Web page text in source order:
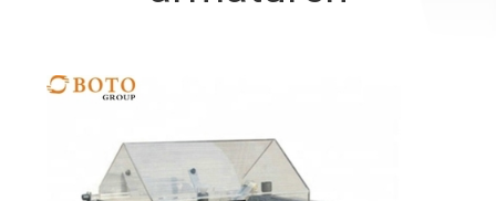
SITEMAP
PRIVACYBELEID